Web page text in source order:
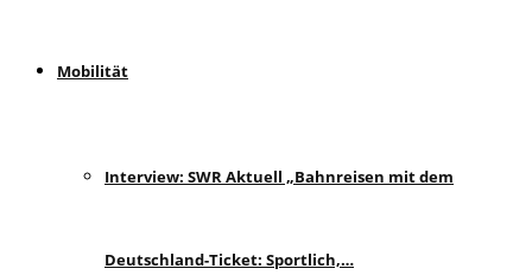
Mobilität
Interview: SWR Aktuell „Bahnreisen mit dem
Deutschland-Ticket: Sportlich,…